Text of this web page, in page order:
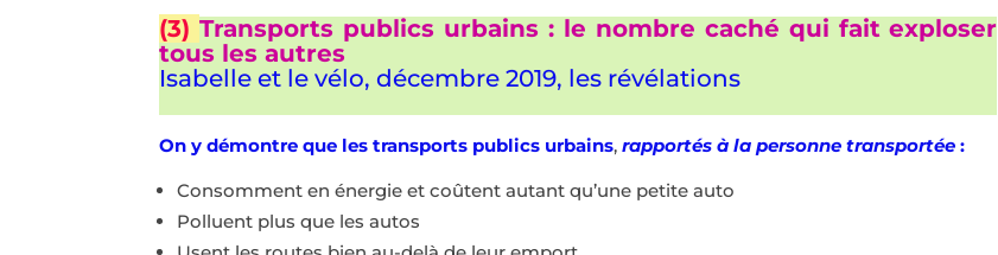
(3)Transports publics urbains : le nombre caché qui fait exploser
tous les autres
Isabelle et le vélo, décembre 2019, les révélations
On y démontre que les transports publics urbains,rapportés à la personne transportée :
Consomment en énergie et coûtent autant qu’une petite auto
Polluent plus que les autos